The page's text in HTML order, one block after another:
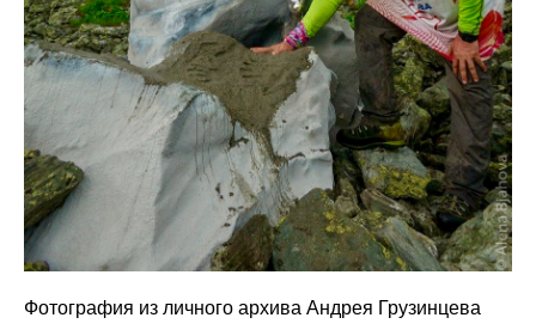
Фотография из личного архива Андрея Грузинцева